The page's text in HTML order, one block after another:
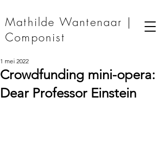
Mathilde Wantenaar |
Componist
Crowdfunding mini-opera:
Dear Professor Einstein
1 mei 2022